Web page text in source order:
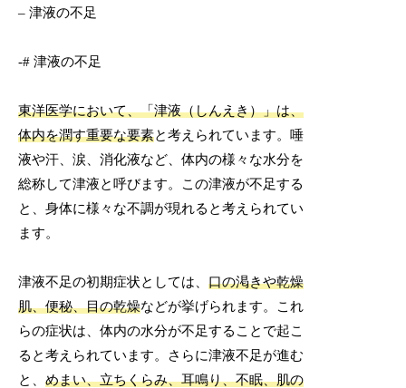
– 津液の不足
-# 津液の不足
東洋医学において、「津液（しんえき）」は、
体内を潤す重要な要素と考えられています。唾
液や汗、涙、消化液など、体内の様々な水分を
総称して津液と呼びます。この津液が不足する
と、身体に様々な不調が現れると考えられてい
ます。
津液不足の初期症状としては、口の渇きや乾燥
肌、便秘、目の乾燥などが挙げられます。これ
らの症状は、体内の水分が不足することで起こ
ると考えられています。さらに津液不足が進む
と、めまい、立ちくらみ、耳鳴り、不眠、肌の